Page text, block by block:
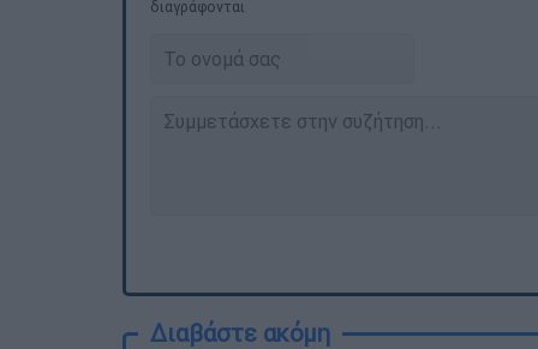
διαγράφονται
Διαβάστε ακόμη